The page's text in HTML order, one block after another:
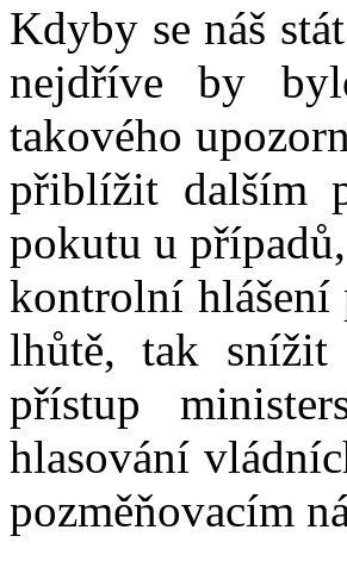
Kdyby se náš
nejdříve by
takového
přiblížit dalším
pokutu u
kontrolní hlášení
lhůtě, tak
přístup
hlasování
pozměňovacím